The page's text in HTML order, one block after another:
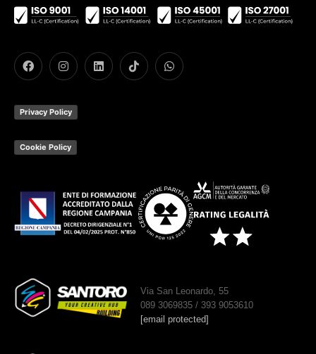
Privacy Policy
Cookie Policy
Via San Leonardo, 55
089 3069835 / 393 9053610
[email protected]